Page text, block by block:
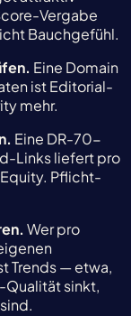
Vergabe
Bauchgefühl.
Eine Domain
ist Editorial-
mehr.
Eine DR-70-
Links liefert pro
Pflicht-
Wer pro
Trends — etwa,
sinkt,